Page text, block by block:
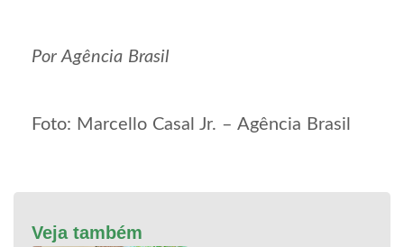
Por Agência Brasil
Foto: Marcello Casal Jr. – Agência Brasil
Veja também